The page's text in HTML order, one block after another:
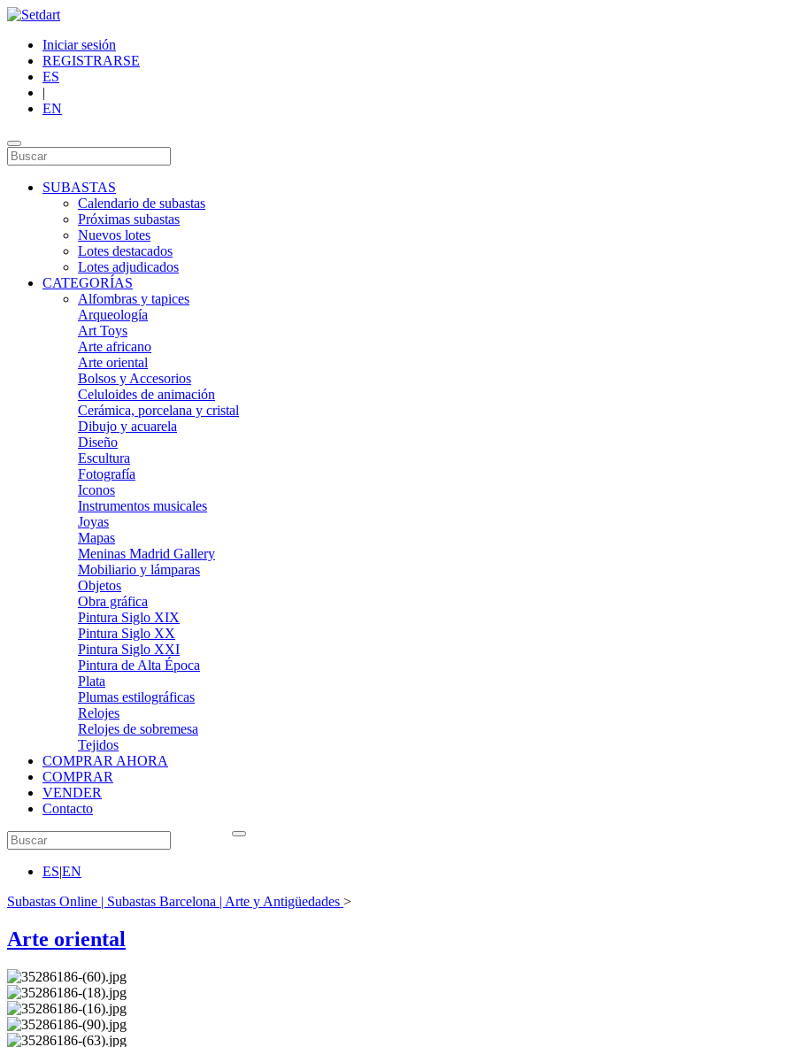
Iniciar sesión
REGISTRARSE
ES
|
EN
SUBASTAS
Calendario de subastas
Próximas subastas
Nuevos lotes
Lotes destacados
Lotes adjudicados
CATEGORÍAS
Alfombras y tapices
Arqueología
Art Toys
Arte africano
Arte oriental
Bolsos y Accesorios
Celuloides de animación
Cerámica, porcelana y cristal
Dibujo y acuarela
Diseño
Escultura
Fotografía
Iconos
Instrumentos musicales
Joyas
Mapas
Meninas Madrid Gallery
Mobiliario y lámparas
Objetos
Obra gráfica
Pintura Siglo XIX
Pintura Siglo XX
Pintura Siglo XXI
Pintura de Alta Época
Plata
Plumas estilográficas
Relojes
Relojes de sobremesa
Tejidos
COMPRAR AHORA
COMPRAR
VENDER
Contacto
ES|EN
Subastas Online | Subastas Barcelona | Arte y Antigüedades >
Arte oriental